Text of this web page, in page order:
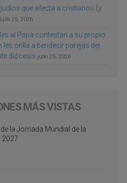
que afecta a cristianos (y
julio 25, 2026
al Papa contestan a su propio
orilla a bendecir parejas del
diócesis julio 25, 2026
MÁS VISTAS
la Jornada Mundial de la
2027